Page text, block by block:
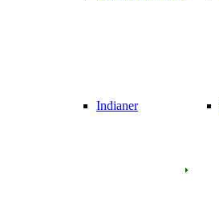
Indianer